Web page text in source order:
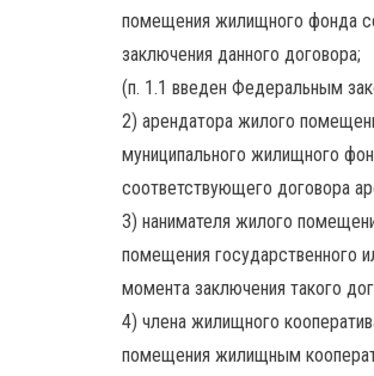
помещения жилищного фонда
заключения данного договора;
(п. 1.1 введен Федеральным
2) арендатора жилого
муниципального жилищного
соответствующего договора
3) нанимателя жилого
помещения государственного
момента заключения такого
4) члена жилищного
помещения жилищным